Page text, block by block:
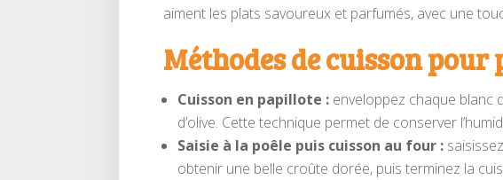
aiment les plats savoureux et parfumés, avec une
Méthodes de cuisson
Cuisson en papillote : enveloppez chaque blanc
d’olive. Cette technique permet de conserver
Saisie à la poêle puis cuisson au four :
obtenir une belle croûte dorée, puis terminez la